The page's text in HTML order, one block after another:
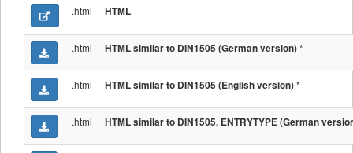
.html HTML
.html HTML similar to DIN1505 (German version)*
.html HTML similar to DIN1505 (English version)*
.html HTML similar to DIN1505, ENTRYTYPE (German